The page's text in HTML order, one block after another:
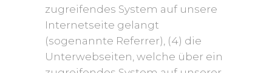
zugreifendes System auf unsere
Internetseite gelangt
(sogenannte Referrer), (4) die
Unterwebseiten, welche über ein